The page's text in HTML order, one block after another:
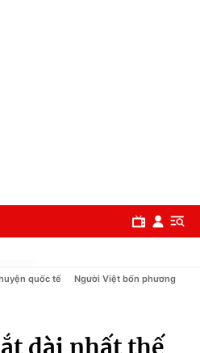
quốc tế Người Việt bốn phương